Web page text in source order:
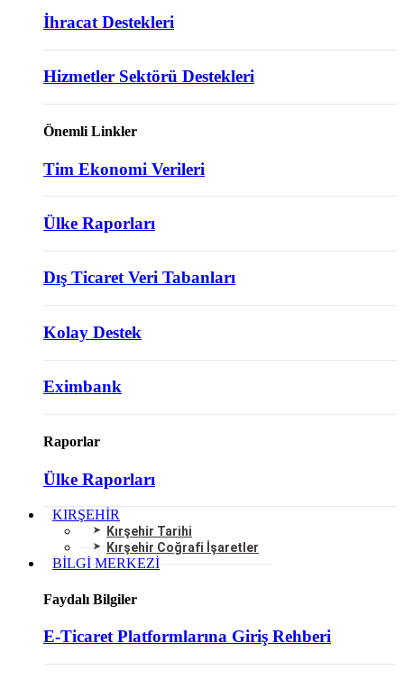
İhracat Destekleri
Hizmetler Sektörü Destekleri
Önemli Linkler
Tim Ekonomi Verileri
Ülke Raporları
Dış Ticaret Veri Tabanları
Kolay Destek
Eximbank
Raporlar
Ülke Raporları
KIRŞEHİR
Kırşehir Tarihi
Kırşehir Coğrafi İşaretler
BİLGİ MERKEZİ
Faydalı Bilgiler
E-Ticaret Platformlarına Giriş Rehberi